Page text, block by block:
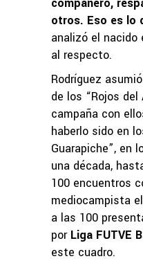
otros. Eso es lo
analizó el nacido
al respecto.
Rodríguez
de los “Rojos
campaña con
haberlo sido en
Guarapiche”, en
una década,
100 encuentros
mediocampista
a las 100
por Liga FUTVE
este cuadro.